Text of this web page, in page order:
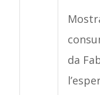
da